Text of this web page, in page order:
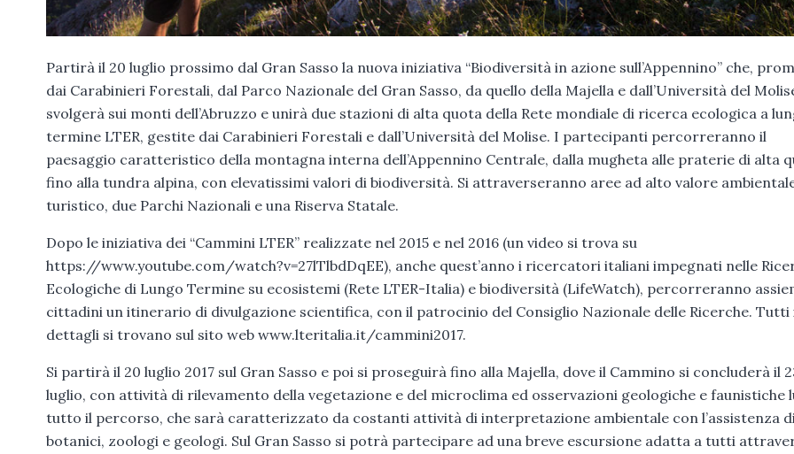
Partirà il 20 luglio prossimo dal Gran Sasso la nuova iniziativa “Biodiversità in azione sull’Appennino” che,
dai Carabinieri Forestali, dal Parco Nazionale del Gran Sasso, da quello della Majella e dall’Università del
svolgerà sui monti dell’Abruzzo e unirà due stazioni di alta quota della Rete mondiale di ricerca ecologica a
termine LTER, gestite dai Carabinieri Forestali e dall’Università del Molise. I partecipanti percorreranno il
paesaggio caratteristico della montagna interna dell’Appennino Centrale, dalla mugheta alle praterie di alta
fino alla tundra alpina, con elevatissimi valori di biodiversità. Si attraverseranno aree ad alto valore
turistico, due Parchi Nazionali e una Riserva Statale.
Dopo le iniziativa dei “Cammini LTER” realizzate nel 2015 e nel 2016 (un video si trova su
https://www.youtube.com/watch?v=27lTlbdDqEE), anche quest’anno i ricercatori italiani impegnati nelle
Ecologiche di Lungo Termine su ecosistemi (Rete LTER-Italia) e biodiversità (LifeWatch), percorreranno
cittadini un itinerario di divulgazione scientifica, con il patrocinio del Consiglio Nazionale delle Ricerche. Tutti
dettagli si trovano sul sito web www.lteritalia.it/cammini2017.
Si partirà il 20 luglio 2017 sul Gran Sasso e poi si proseguirà fino alla Majella, dove il Cammino si concluderà il
luglio, con attività di rilevamento della vegetazione e del microclima ed osservazioni geologiche e faunistiche
tutto il percorso, che sarà caratterizzato da costanti attività di interpretazione ambientale con l’assistenza
botanici, zoologi e geologi. Sul Gran Sasso si potrà partecipare ad una breve escursione adatta a tutti